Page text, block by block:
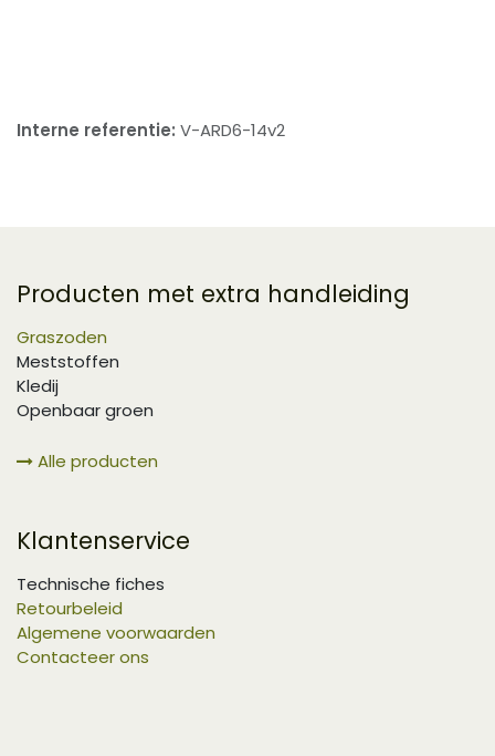
Interne referentie: V-ARD6-14v2
Producten met extra handleiding
Graszoden
Meststoffen
Kledij
Openbaar groen
Alle producten
Klantenservice
Technische fiches
Retourbeleid
Algemene voorwaarden
Contacteer ons